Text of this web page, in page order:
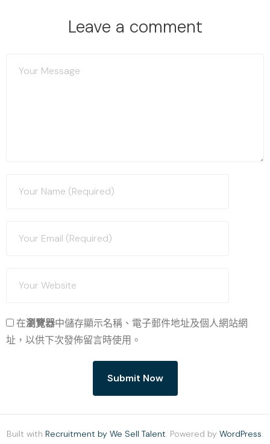
Leave a comment
在瀏覽器中儲存顯示名稱、電子郵件地址及個人網站網
址，以供下次發佈留言時使用。
Built with Recruitment by We Sell Talent. Powered by WordPress.